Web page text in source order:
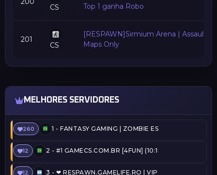
CS
Top 1 ganha Robo
201
CS
[RESPAWN]Sirmium Arena | Assault
Maps Only
MELHORES SERVIDORES
260 1 - FANTASY GAMING | ZOMBIE ESCAPE |
12 2 - #1 GAMECS.COM.BR [4FUN] (10:18)
12 3 - ❤ RESPAWN.GAMELIFE.RO | VIP FREE | STEAM